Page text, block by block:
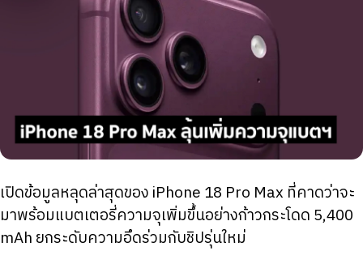
เปิดข้อมูลหลุดล่าสุดของ iPhone 18 Pro Max ที่คาดว่าจะ
มาพร้อมแบตเตอรี่ความจุเพิ่มขึ้นอย่างก้าวกระโดด 5,400
mAh ยกระดับความอึดร่วมกับชิปรุ่นใหม่